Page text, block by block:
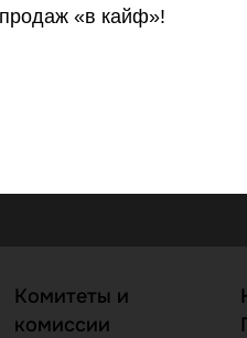
«в кайф»!
Комитеты и
комиссии